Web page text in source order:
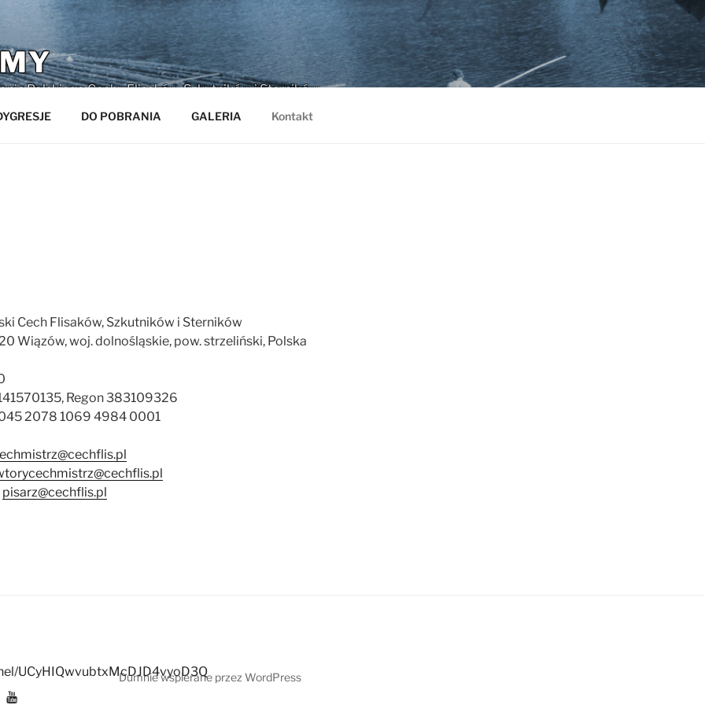
Polskiego Cechu Flisaków, Szkutników i Sterników
DO POBRANIA GALERIA Kontakt
Cech Flisaków, Szkutników i Sterników
Wiązów, woj. dolnośląskie, pow. strzeliński, Polska
Regon 383109326
2078 1069 4984 0001
pisarz@cechflis.pl
UCyHIQwvubtxMcDJD4vyoD3QDumnie wspierane przez WordPress